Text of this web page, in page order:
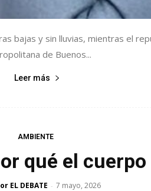
bajas y sin lluvias, mientras el
de Buenos...
Leer más
AMBIENTE
qué el
EL DEBATE - 7 mayo, 2026